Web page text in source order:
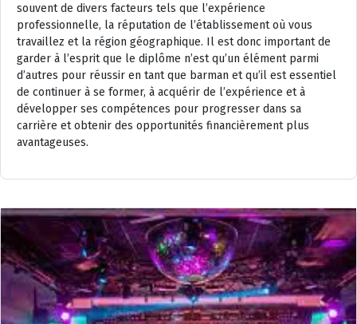
souvent de divers facteurs tels que l’expérience
professionnelle, la réputation de l’établissement où vous
travaillez et la région géographique. Il est donc important de
garder à l’esprit que le diplôme n’est qu’un élément parmi
d’autres pour réussir en tant que barman et qu’il est essentiel
de continuer à se former, à acquérir de l’expérience et à
développer ses compétences pour progresser dans sa
carrière et obtenir des opportunités financièrement plus
avantageuses.